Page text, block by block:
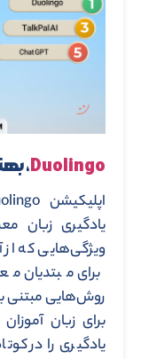
Duolingo،
یادگیری زبان
ویژگی‌هایی که از
برای مبتدیان
روش‌هایی مبتنی
برای زبان
یادگیری را در